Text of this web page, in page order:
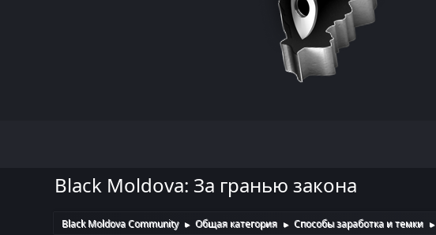
Black Moldova: За гранью закона
Black Moldova Community ► Общая категория ► Способы заработка и темки ►